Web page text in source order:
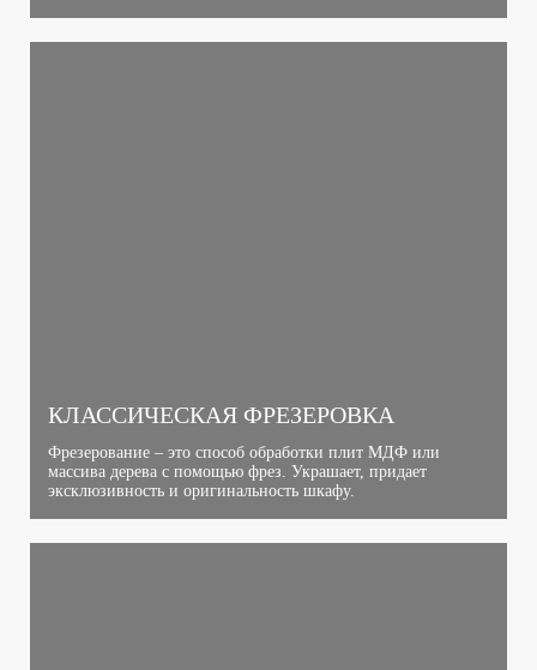
КЛАССИЧЕСКАЯ ФРЕЗЕРОВКА
Фрезерование – это способ обработки плит МДФ или
массива дерева с помощью фрез. Украшает, придает
эксклюзивность и оригинальность шкафу.